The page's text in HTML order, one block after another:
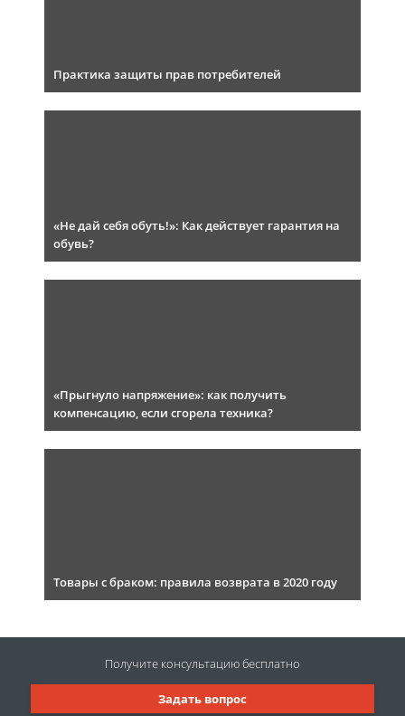
Практика защиты прав потребителей
«Не дай себя обуть!»: Как действует гарантия на
обувь?
«Прыгнуло напряжение»: как получить
компенсацию, если сгорела техника?
Товары с браком: правила возврата в 2020 году
Задать вопрос
Получите консультациюбесплатно